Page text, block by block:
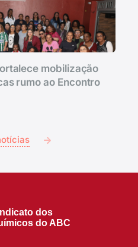
mobilização
rumo ao Encontro
dos
do ABC